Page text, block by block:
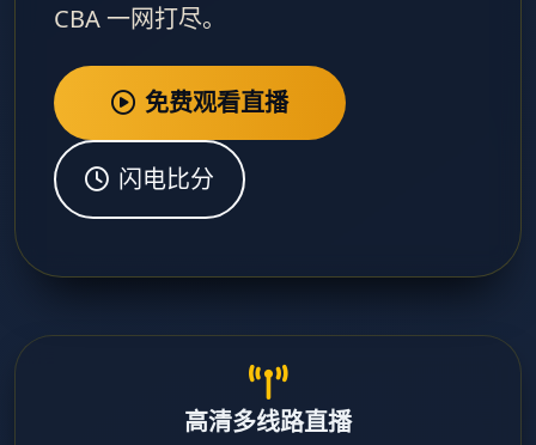
CBA 一网打尽。
免费观看直播
闪电比分
高清多线路直播